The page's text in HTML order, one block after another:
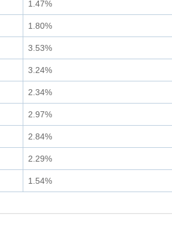
1.47%
1.80%
3.53%
3.24%
2.34%
2.97%
2.84%
2.29%
1.54%